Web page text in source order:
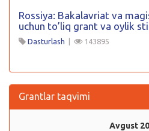
Rossiya: Bakalavriat va
uchun to’liq grant va oylik
Dasturlash | 143895
Grantlar taqvimi
Avgust